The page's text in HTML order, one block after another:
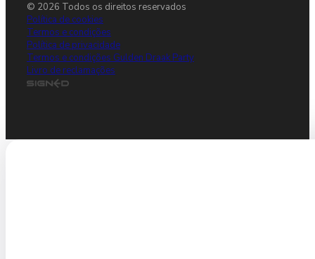
© 2026 Todos os direitos reservados
Política de cookies
Termos e condições
Política de privacidade
Termos e condições Gulden Draak Party
Livro de reclamações